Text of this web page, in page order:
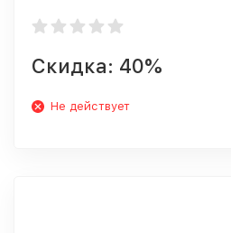
Скидка: 40%
Не действует